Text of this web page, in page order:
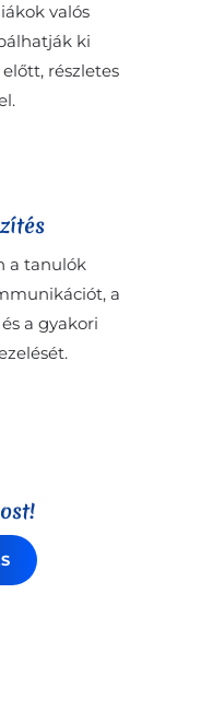
valós
ki
részletes
a tanulók
a
a gyakori